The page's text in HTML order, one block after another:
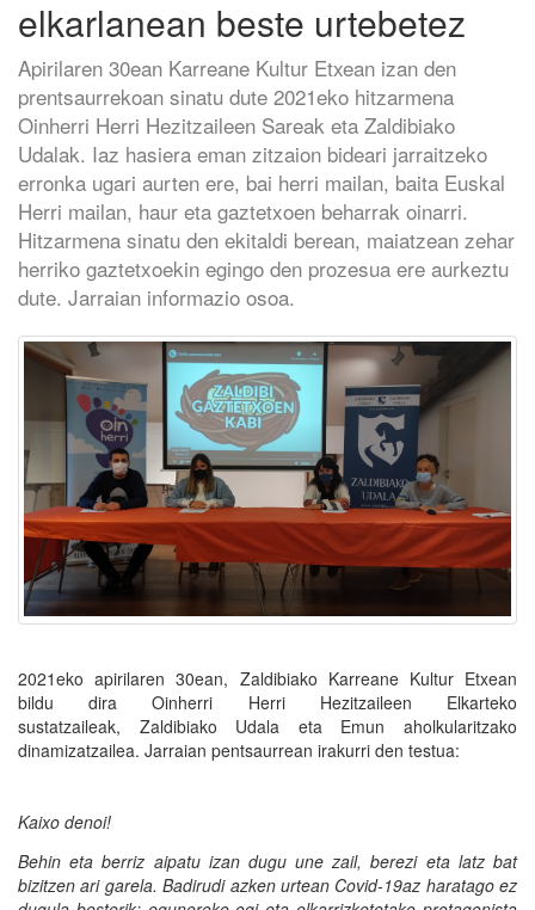
elkarlanean beste urtebetez
Apirilaren 30ean Karreane Kultur Etxean izan den
prentsaurrekoan sinatu dute 2021eko hitzarmena
Oinherri Herri Hezitzaileen Sareak eta Zaldibiako
Udalak. Iaz hasiera eman zitzaion bideari jarraitzeko
erronka ugari aurten ere, bai herri mailan, baita Euskal
Herri mailan, haur eta gaztetxoen beharrak oinarri.
Hitzarmena sinatu den ekitaldi berean, maiatzean zehar
herriko gaztetxoekin egingo den prozesua ere aurkeztu
dute. Jarraian informazio osoa.
2021eko apirilaren 30ean, Zaldibiako Karreane Kultur Etxean
bildu dira Oinherri Herri Hezitzaileen Elkarteko
sustatzaileak, Zaldibiako Udala eta Emun aholkularitzako
dinamizatzailea. Jarraian pentsaurrean irakurri den testua:
Kaixo denoi!
Behin eta berriz aipatu izan dugu une zail, berezi eta latz bat
bizitzen ari garela. Badirudi azken urtean Covid-19az haratago ez